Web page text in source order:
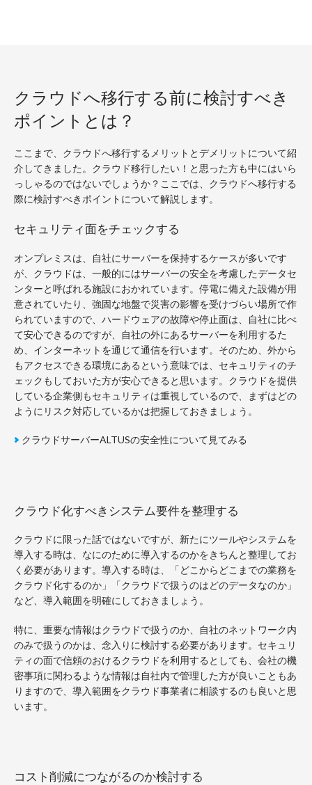
クラウドへ移行する前に検討すべき
ポイントとは？
ここまで、クラウドへ移行するメリットとデメリットについて紹
介してきました。クラウド移行したい！と思った方も中にはいら
っしゃるのではないでしょうか？ここでは、クラウドへ移行する
際に検討すべきポイントについて解説します。
セキュリティ面をチェックする
オンプレミスは、自社にサーバーを保持するケースが多いです
が、クラウドは、一般的にはサーバーの安全を考慮したデータセ
ンターと呼ばれる施設におかれています。停電に備えた設備が用
意されていたり、強固な地盤で災害の影響を受けづらい場所で作
られていますので、ハードウェアの故障や停止面は、自社に比べ
て安心できるのですが、自社の外にあるサーバーを利用するた
め、インターネットを通じて通信を行います。そのため、外から
もアクセスできる環境にあるという意味では、セキュリティのチ
ェックもしておいた方が安心できると思います。クラウドを提供
している企業側もセキュリティは重視しているので、まずはどの
ようにリスク対応しているかは把握しておきましょう。
クラウドサーバーALTUSの安全性について見てみる
クラウド化すべきシステム要件を整理する
クラウドに限った話ではないですが、新たにツールやシステムを
導入する時は、なにのために導入するのかをきちんと整理してお
く必要があります。導入する時は、「どこからどこまでの業務を
クラウド化するのか」「クラウドで扱うのはどのデータなのか」
など、導入範囲を明確にしておきましょう。
特に、重要な情報はクラウドで扱うのか、自社のネットワーク内
のみで扱うのかは、念入りに検討する必要があります。セキュリ
ティの面で信頼のおけるクラウドを利用するとしても、会社の機
密事項に関わるような情報は自社内で管理した方が良いこともあ
りますので、導入範囲をクラウド事業者に相談するのも良いと思
います。
コスト削減につながるのか検討する